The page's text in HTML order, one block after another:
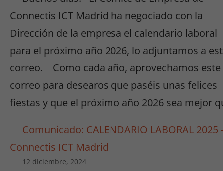
Connectis ICT Madrid ha negociado con la
Dirección de la empresa el calendario laboral
para el próximo año 2026, lo adjuntamos a
correo. Como cada año, aprovechamos este
correo para desearos que paséis unas felices
fiestas y que el próximo año 2026 sea mejor
Comunicado: CALENDARIO LABORAL 2025
Connectis ICT Madrid
12 diciembre, 2024